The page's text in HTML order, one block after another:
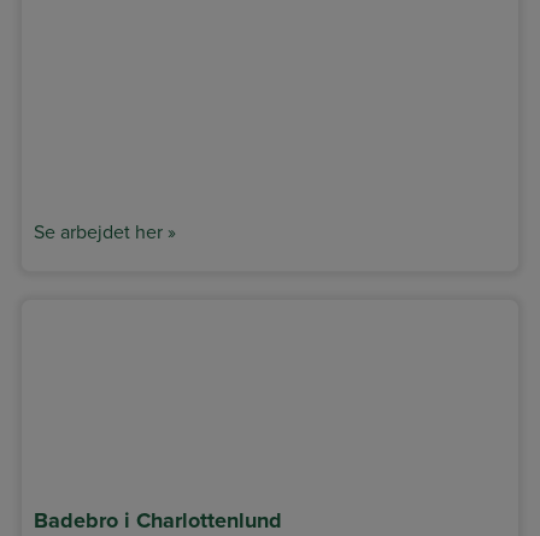
Se arbejdet her »
Badebro i Charlottenlund